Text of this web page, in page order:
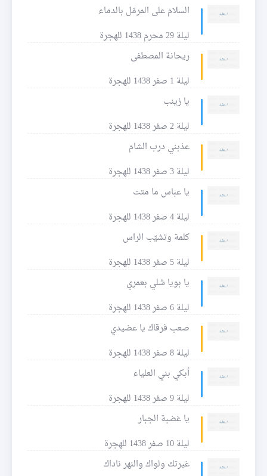
السلام على المرمّل بالدماء
ليلة 29 محرم 1438 للهجرة
ريحانة المصطفى
ليلة 1 صفر 1438 للهجرة
يا زينب
ليلة 2 صفر 1438 للهجرة
عذبني درب الشام
ليلة 3 صفر 1438 للهجرة
يا عباس ما متت
ليلة 4 صفر 1438 للهجرة
كلمة وتشيّب الراس
ليلة 5 صفر 1438 للهجرة
يا بويا شلي بعمري
ليلة 6 صفر 1438 للهجرة
صعب فرقاك يا عضيدي
ليلة 8 صفر 1438 للهجرة
أبكي بني العلياء
ليلة 9 صفر 1438 للهجرة
يا غضبة الجبار
ليلة 10 صفر 1438 للهجرة
غيرتك ولواك والنهر ناداك